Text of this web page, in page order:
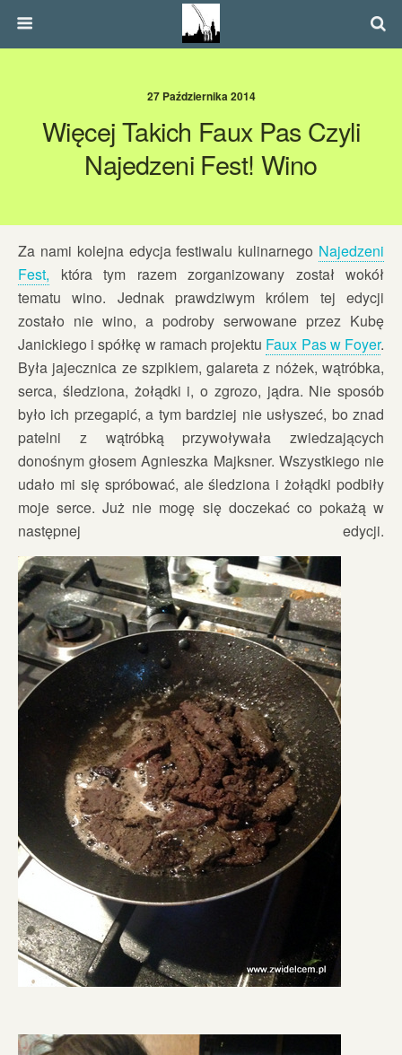
27 Października 2014
Więcej Takich Faux Pas Czyli
Najedzeni Fest! Wino
Za nami kolejna edycja festiwalu kulinarnego Najedzeni
Fest, która tym razem zorganizowany został wokół
tematu wino. Jednak prawdziwym królem tej edycji
zostało nie wino, a podroby serwowane przez Kubę
Janickiego i spółkę w ramach projektu Faux Pas w Foyer.
Była jajecznica ze szpikiem, galareta z nóżek, wątróbka,
serca, śledziona, żołądki i, o zgrozo, jądra. Nie sposób
było ich przegapić, a tym bardziej nie usłyszeć, bo znad
patelni z wątróbką przywoływała zwiedzających
donośnym głosem Agnieszka Majksner. Wszystkiego nie
udało mi się spróbować, ale śledziona i żołądki podbiły
moje serce. Już nie mogę się doczekać co pokażą w
następnej edycji.